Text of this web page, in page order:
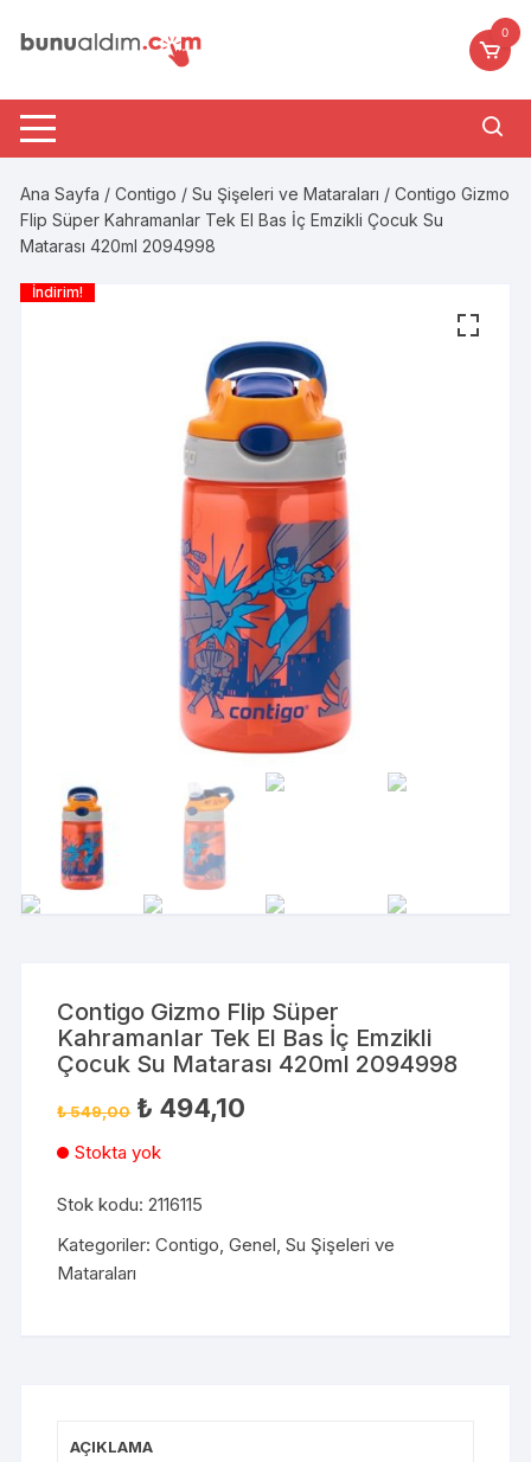
0
Ana Sayfa /Contigo /Su Şişeleri ve Mataraları / Contigo Gizmo
Flip Süper Kahramanlar Tek El Bas İç Emzikli Çocuk Su
Matarası 420ml 2094998
İndirim!
Contigo Gizmo Flip Süper
Kahramanlar Tek El Bas İç Emzikli
Çocuk Su Matarası 420ml 2094998
₺549,00 ₺ 494,10
Stokta yok
Stok kodu:2116115
Kategoriler:Contigo ,Genel ,Su Şişeleri ve
Mataraları
AÇIKLAMA